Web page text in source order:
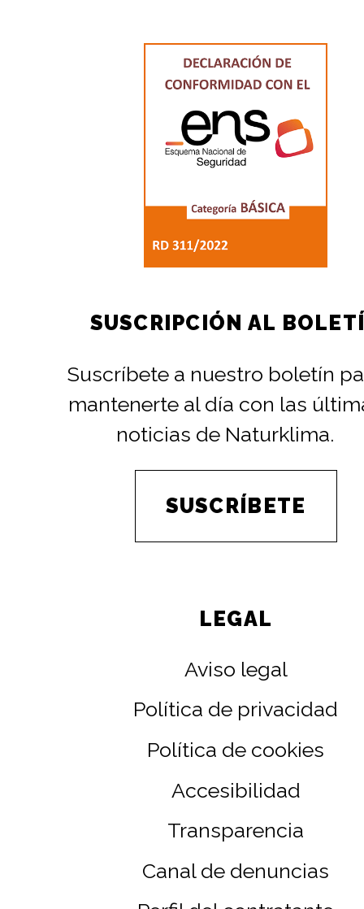
SUSCRIPCIÓN AL
Suscríbete a nuestro boletín
mantenerte al día con las
noticias de Naturklima.
SUSCRÍBETE
LEGAL
Aviso legal
Política de privacidad
Política de cookies
Accesibilidad
Transparencia
Canal de denuncias